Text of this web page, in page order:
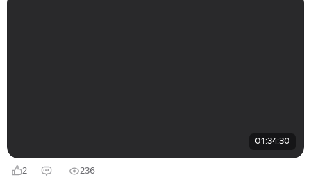
01:34:30
2 236